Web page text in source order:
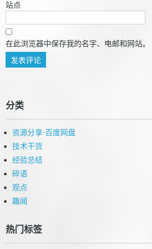
站点
在此浏览器中保存我的名字、电邮和网站。
分类
资源分享-百度网盘
技术干货
经验总结
碎语
观点
趣闻
热门标签